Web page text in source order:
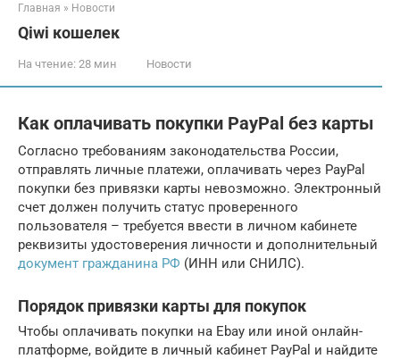
Главная » Новости
Qiwi кошелек
На чтение: 28 мин Новости
Как оплачивать покупки PayPal без карты
Согласно требованиям законодательства России,
отправлять личные платежи, оплачивать через PayPal
покупки без привязки карты невозможно. Электронный
счет должен получить статус проверенного
пользователя – требуется ввести в личном кабинете
реквизиты удостоверения личности и дополнительный
документ гражданина РФ (ИНН или СНИЛС).
Порядок привязки карты для покупок
Чтобы оплачивать покупки на Ebay или иной онлайн-
платформе, войдите в личный кабинет PayPal и найдите